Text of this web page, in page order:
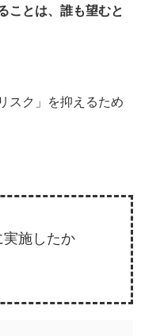
ことは、誰も望むと
スク」を抑えるため
実施したか